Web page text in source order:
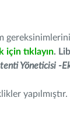
için tıklayın.
Yöneticisi -